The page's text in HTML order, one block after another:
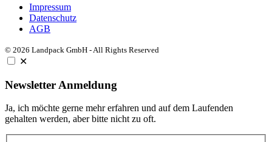
Impressum
Datenschutz
AGB
© 2026 Landpack GmbH - All Rights Reserved
✕
Newsletter Anmeldung
Ja, ich möchte gerne mehr erfahren und auf dem Laufenden
gehalten werden, aber bitte nicht zu oft.